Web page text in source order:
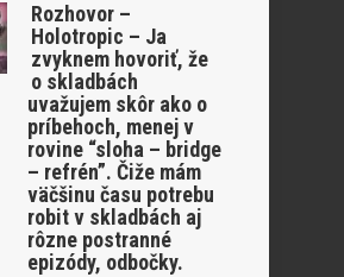
Rozhovor –
Holotropic – Ja
zvyknem hovoriť, že
o skladbách
uvažujem skôr ako o
príbehoch, menej v
rovine “sloha – bridge
– refrén”. Čiže mám
väčšinu času potrebu
robit v skladbách aj
rôzne postranné
epizódy, odbočky.